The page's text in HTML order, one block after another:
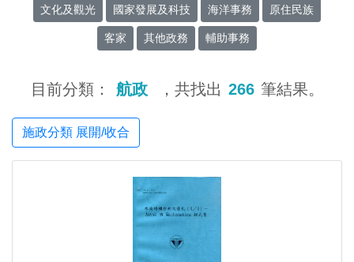
文化及觀光 國家發展及科技 海洋事務 原住民族
客家 其他政務 輔助事務
目前分類： 航政 ，共找出 266 筆結果。
施政分類 展開/收合